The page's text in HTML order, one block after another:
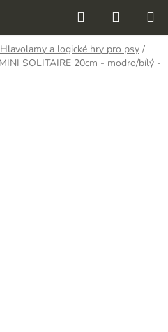
Hledat
KOŠÍK
Hlavolamy a logické hry pro psy /
SOLITAIRE 20cm - modro/bílý -